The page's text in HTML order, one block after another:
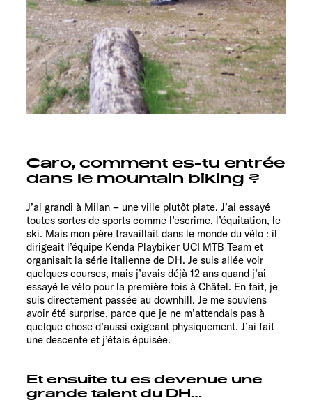
Caro, comment es-tu entrée
dans le mountain biking ?
J’ai grandi à Milan – une ville plutôt plate. J’ai essayé
toutes sortes de sports comme l’escrime, l’équitation, le
ski. Mais mon père travaillait dans le monde du vélo : il
dirigeait l’équipe Kenda Playbiker UCI MTB Team et
organisait la série italienne de DH. Je suis allée voir
quelques courses, mais j’avais déjà 12 ans quand j’ai
essayé le vélo pour la première fois à Châtel. En fait, je
suis directement passée au downhill. Je me souviens
avoir été surprise, parce que je ne m’attendais pas à
quelque chose d’aussi exigeant physiquement. J’ai fait
une descente et j’étais épuisée.
Et ensuite tu es devenue une
grande talent du DH…